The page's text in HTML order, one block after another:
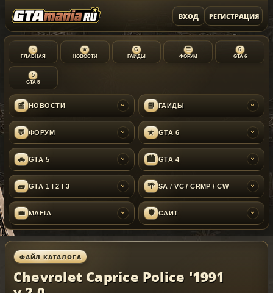
ВХОД РЕГИСТРАЦИЯ
⌂
ГЛАВНАЯ
★
НОВОСТИ
G
ГАЙДЫ
☰
ФОРУМ
6
GTA 6
5
GTA 5
📰 НОВОСТИ › 📘 ГАЙДЫ ›
💬 ФОРУМ › ★ GTA 6 ›
🚗 GTA 5 › 🏙 GTA 4 ›
🧱 GTA 1 | 2 | 3 › 🌴 SA / VC / CRMP / CW ›
💼 MAFIA › 🛡 САЙТ ›
ФАЙЛ КАТАЛОГА
Chevrolet Caprice Police '1991